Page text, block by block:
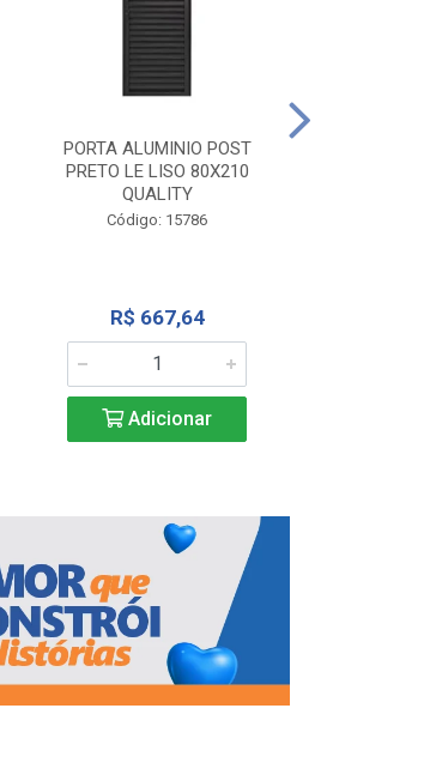
PORTA ALUMINIO POST
PRETO LE LISO 80X210
QUALITY
Código: 15786
R$ 667,64
Adicionar